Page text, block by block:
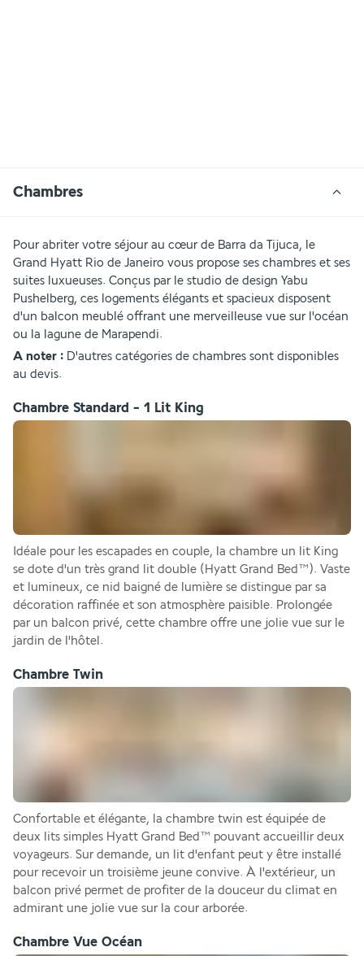
Chambres
Pour abriter votre séjour au cœur de Barra da Tijuca, le
Grand Hyatt Rio de Janeiro vous propose ses chambres et ses
suites luxueuses. Conçus par le studio de design Yabu
Pushelberg, ces logements élégants et spacieux disposent
d'un balcon meublé offrant une merveilleuse vue sur l'océan
ou la lagune de Marapendi.
A noter : D'autres catégories de chambres sont disponibles
au devis.
Chambre Standard - 1 Lit King
Idéale pour les escapades en couple, la chambre un lit King
se dote d'un très grand lit double (Hyatt Grand Bed™). Vaste
et lumineux, ce nid baigné de lumière se distingue par sa
décoration raffinée et son atmosphère paisible. Prolongée
par un balcon privé, cette chambre offre une jolie vue sur le
jardin de l'hôtel.
Chambre Twin
Confortable et élégante, la chambre twin est équipée de
deux lits simples Hyatt Grand Bed™ pouvant accueillir deux
voyageurs. Sur demande, un lit d'enfant peut y être installé
pour recevoir un troisième jeune convive. À l'extérieur, un
balcon privé permet de profiter de la douceur du climat en
admirant une jolie vue sur la cour arborée.
Chambre Vue Océan